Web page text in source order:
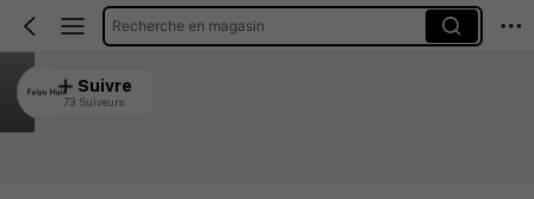
Recherche en magasin
Feiyu Hair
4.96
Suivre
73 Suiveurs